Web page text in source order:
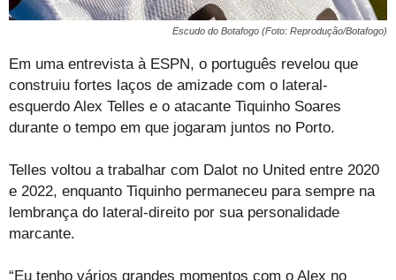
Escudo do Botafogo (Foto: Reprodução/Botafogo)
Em uma entrevista à ESPN, o português revelou que
construiu fortes laços de amizade com o lateral-
esquerdo Alex Telles e o atacante Tiquinho Soares
durante o tempo em que jogaram juntos no Porto.
Telles voltou a trabalhar com Dalot no United entre 2020
e 2022, enquanto Tiquinho permaneceu para sempre na
lembrança do lateral-direito por sua personalidade
marcante.
“Eu tenho vários grandes momentos com o Alex no